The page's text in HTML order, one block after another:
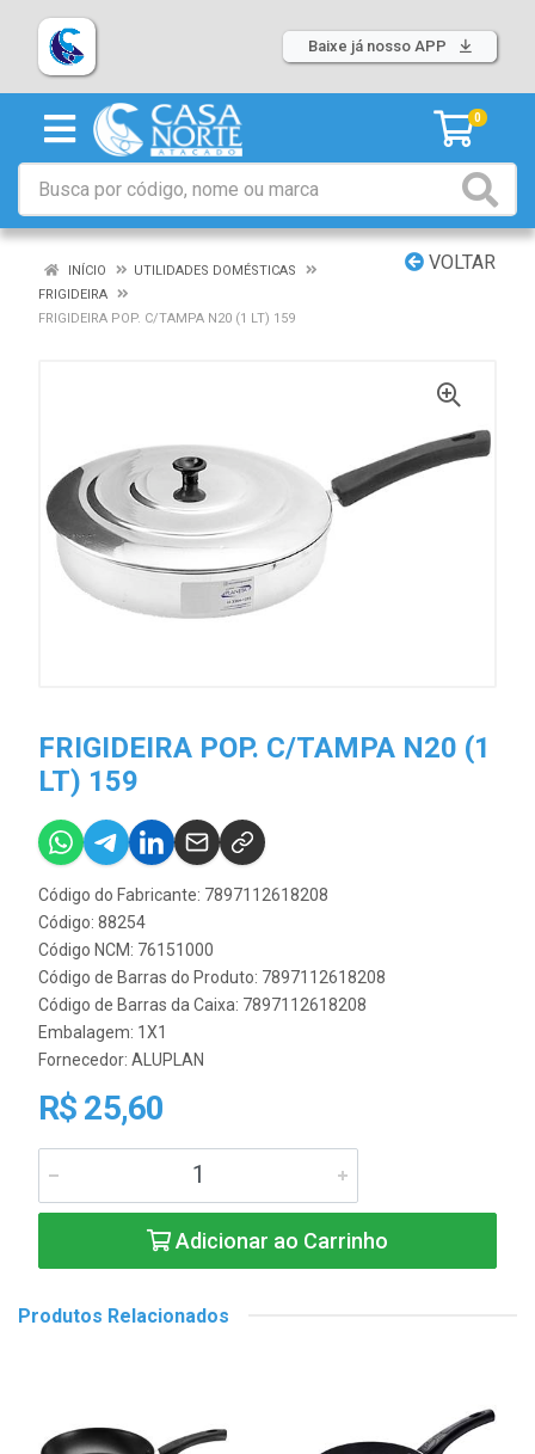
Baixe já nosso APP
0
VOLTAR
INÍCIO
UTILIDADES DOMÉSTICAS
FRIGIDEIRA
FRIGIDEIRA POP. C/TAMPA N20 (1 LT) 159
FRIGIDEIRA POP. C/TAMPA N20 (1
LT) 159
Código do Fabricante: 7897112618208
Código: 88254
Código NCM: 76151000
Código de Barras do Produto: 7897112618208
Código de Barras da Caixa: 7897112618208
Embalagem: 1X1
Fornecedor: ALUPLAN
R$ 25,60
Adicionar ao Carrinho
Produtos Relacionados